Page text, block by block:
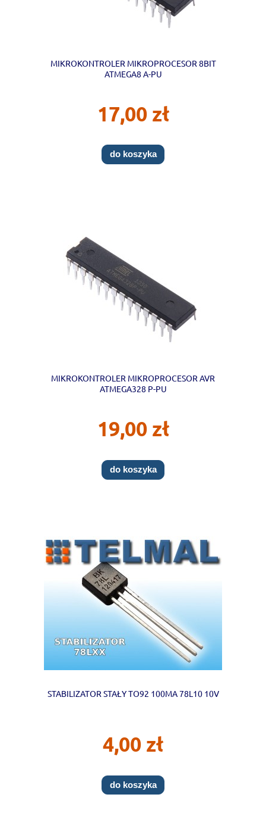
MIKROKONTROLER MIKROPROCESOR 8BIT
ATMEGA8 A-PU
17,00 zł
do koszyka
MIKROKONTROLER MIKROPROCESOR AVR
ATMEGA328 P-PU
19,00 zł
do koszyka
STABILIZATOR STAŁY TO92 100MA 78L10 10V
4,00 zł
do koszyka